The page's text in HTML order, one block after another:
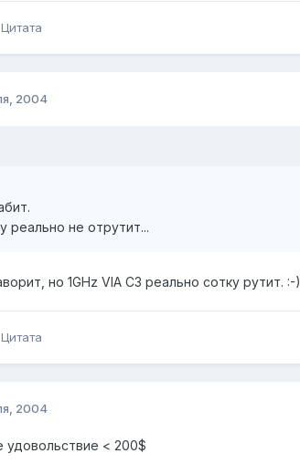
Цитата
2004
реально не отрутит...
но 1GHz VIA C3 реально сотку рутит. :-)
Цитата
2004
удовольствие < 200$